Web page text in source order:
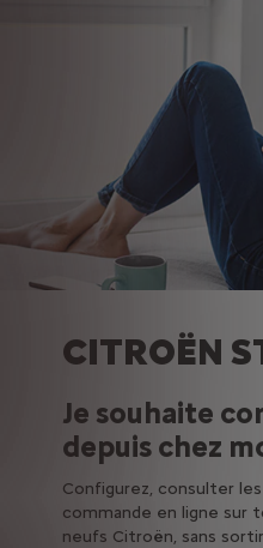
CITROËN
Je souhaite
depuis chez
Configurez, consulter
commande en ligne sur
neufs Citroën, sans